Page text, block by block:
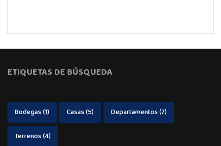
ETIQUETAS DE BÚSQUEDA
Bodegas(1) Casas(5) Departamentos(7)
Terrenos(4)